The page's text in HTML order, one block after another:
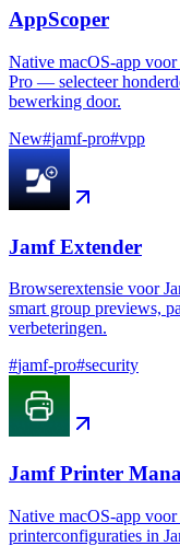
AppScoper
Native macOS-app
Pro — selecteer
bewerking door.
New#jamf-pro#vpp
Jamf Extender
Browserextensie voor
smart group previews,
verbeteringen.
#jamf-pro#security
Jamf Printer
Native macOS-app voor
printerconfiguraties in